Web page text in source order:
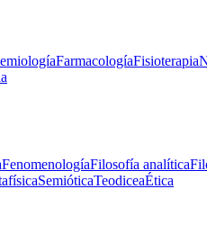
FarmacologíaFisioterapia
FenomenologíaFilosofía analítica
SemióticaTeodiceaÉtica